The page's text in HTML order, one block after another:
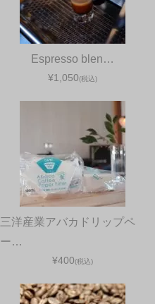
Espresso blen…
¥1,050(税込)
三洋産業アバカドリップペ
ー…
¥400(税込)